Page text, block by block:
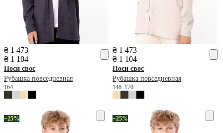
₴ 1 473
₴ 1 104
Носи своє
Рубашка повседневная
164
₴ 1 473
₴ 1 104
Носи своє
Рубашка повседневная
146 170
−25% −25%